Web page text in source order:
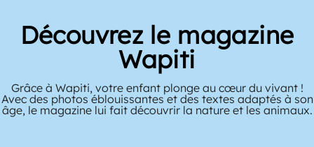
Découvrez le magazine
Wapiti
Grâce à Wapiti, votre enfant plonge au cœur du vivant !
Avec des photos éblouissantes et des textes adaptés à son
âge, le magazine lui fait découvrir la nature et les animaux.